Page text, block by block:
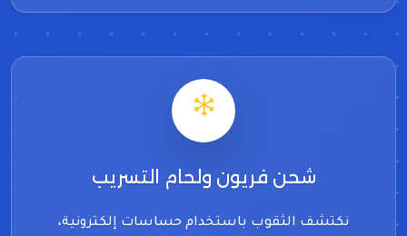
شحن فريون ولحام التسريب
نكتشف الثقوب باستخدام حساسات إلكترونية،